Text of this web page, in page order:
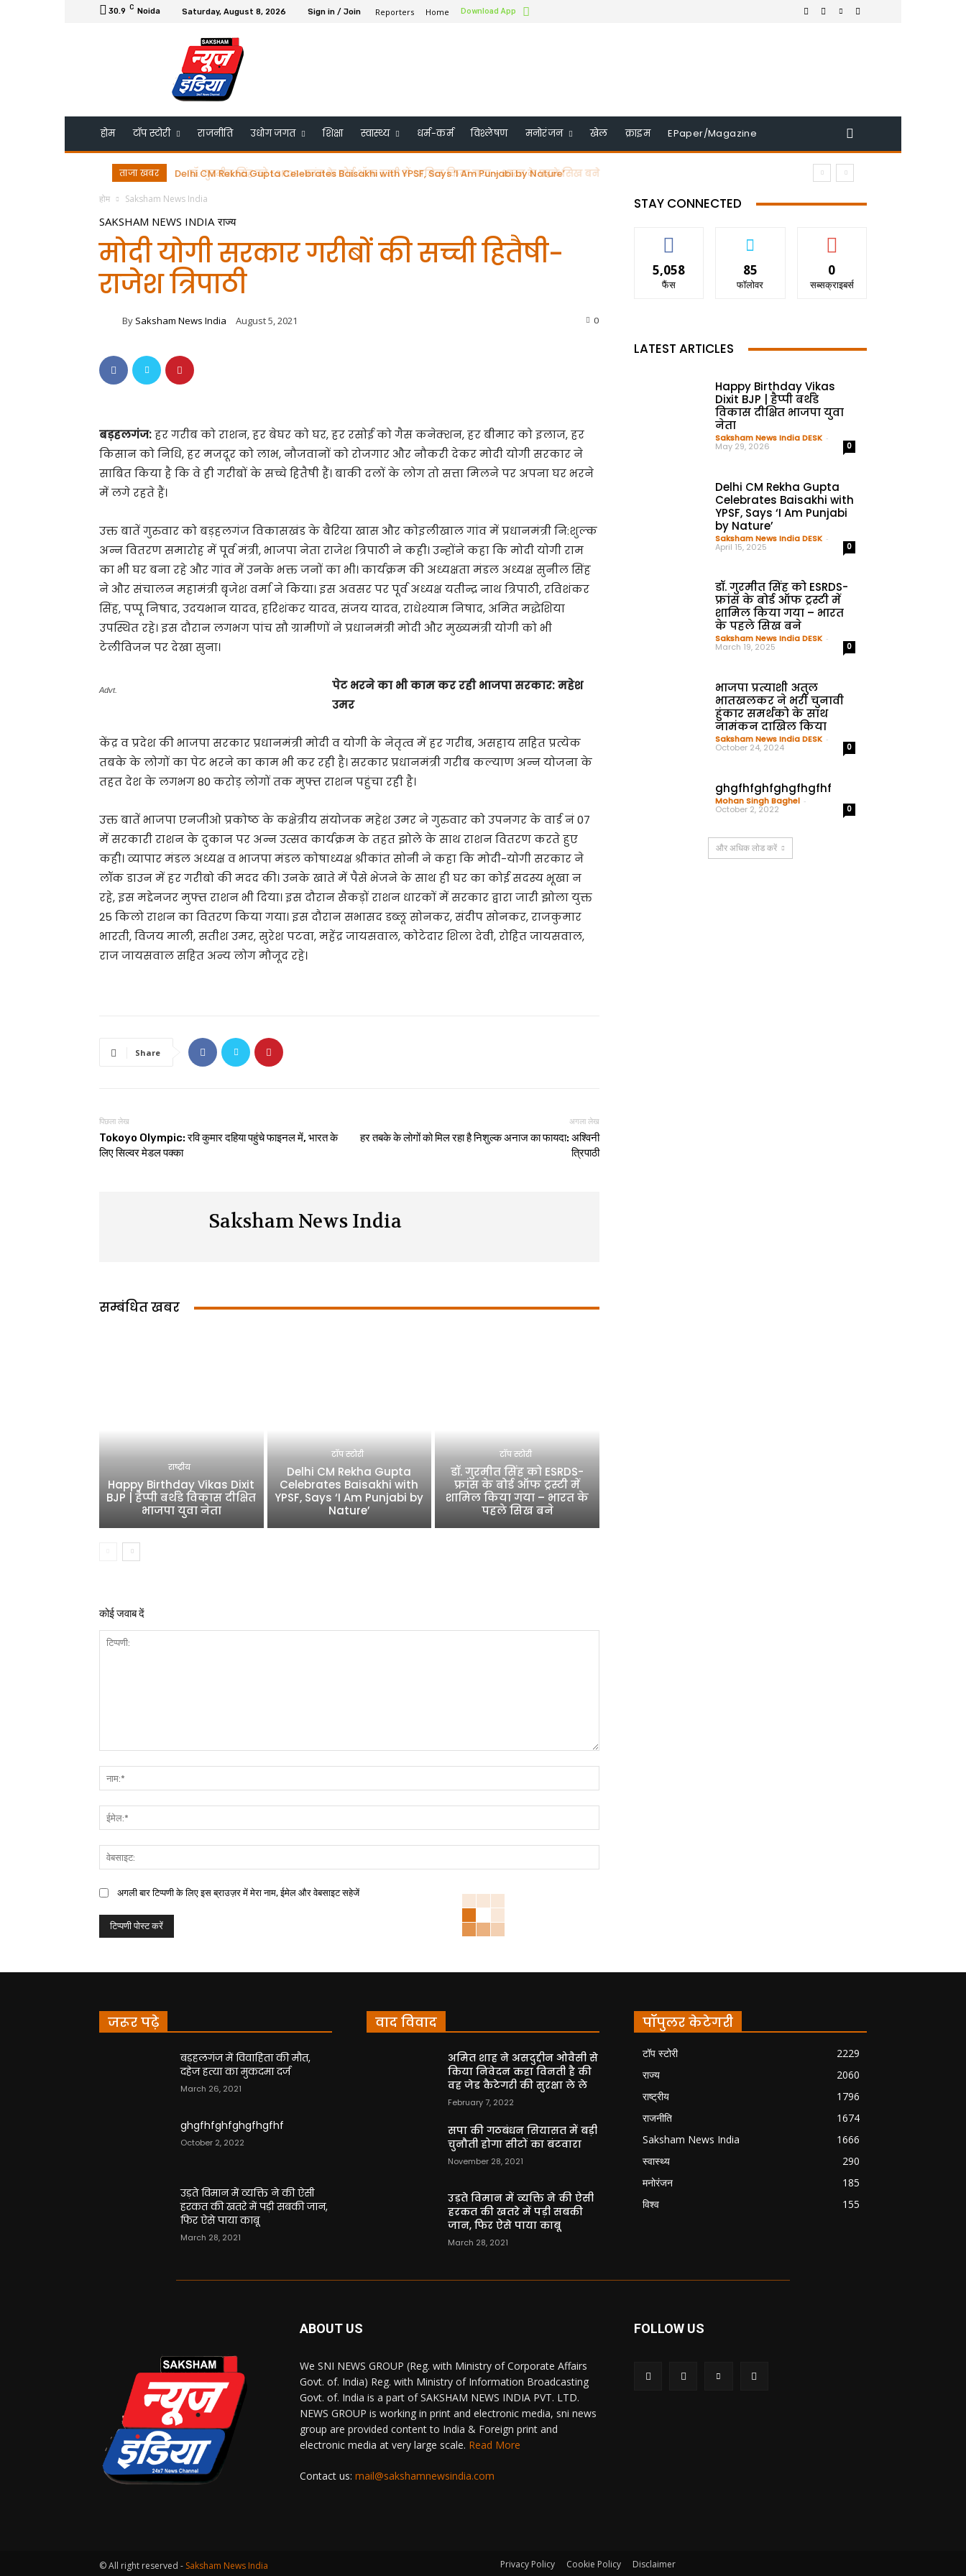
30.9 C Noida Saturday, August 8, 2026 Sign in / Join Reporters Home Download App
होम टॉप स्टोरी राजनीति उधोग जगत शिक्षा स्वास्थ्य धर्म-कर्म विश्लेषण मनोरंजन खेल क्राइम EPaper/Magazine
ताजा खबर डॉ. गुरमीत सिंह को ESRDS-फ्रांस के बोर्ड ऑफ ट्रस्टी में शामिल किया गया – भारत के पहले सिख बने
होम Saksham News India
SAKSHAM NEWS INDIA राज्य
मोदी योगी सरकार गरीबों की सच्ची हितैषी-
राजेश त्रिपाठी
By Saksham News India August 5, 2021 0
बड़हलगंज:हर गरीब को राशन, हर बेघर को घर, हर रसोई को गैस कनेक्शन, हर बीमार को इलाज, हर
किसान को निधि, हर मजदूर को लाभ, नौजवानों को रोजगार और नौकरी देकर मोदी योगी सरकार ने
साबित किया है कि वे ही गरीबों के सच्चे हितैषी हैं। बाकी दलों के लोग तो सत्ता मिलने पर अपना घर भरने
में लगे रहते हैं।
उक्त बातें गुरुवार को बड़हलगंज विकासखंड के बैरिया खास और कोइलीखाल गांव में प्रधानमंत्री नि:शुल्क
अन्न वितरण समारोह में पूर्व मंत्री, भाजपा नेता राजेश त्रिपाठी ने कही। उन्होंने कहा कि मोदी योगी राम
का भी घर बना रहे और गांव में उनके भक्त जनों का भी। कार्यक्रम की अध्यक्षता मंडल अध्यक्ष सुनील सिंह
ने और संचालन महामंत्री बृजेश वर्मा ने किया। इस अवसर पर पूर्व अध्यक्ष यतीन्द्र नाथ त्रिपाठी, रविशंकर
सिंह, पप्पू निषाद, उदयभान यादव, हरिशंकर यादव, संजय यादव, राधेश्याम निषाद, अमित मद्धेशिया
उपस्थित रहे। इस दौरान लगभग पांच सौ ग्रामीणों ने प्रधानमंत्री मोदी और मुख्यमंत्री योगी को भी
टेलीविजन पर देखा सुना।
Advt.
पेट भरने का भी काम कर रही भाजपा सरकार: महेश
उमर
केंद्र व प्रदेश की भाजपा सरकार प्रधानमंत्री मोदी व योगी के नेतृत्व में हर गरीब, असहाय सहित प्रत्येक
तबके के लोगों का पेट भरने का काम भी कर रही है। सरकार प्रधानमंत्री गरीब कल्याण अन्न योजना के
तहत देश के लगभग 80 करोड़ लोगों तक मुफ्त राशन पहुंचा रही है।
उक्त बातें भाजपा एनजीओ प्रकोष्ठ के कक्षेत्रीय संयोजक महेश उमर ने गुरुवार को उपनगर के वार्ड नं 07
में सरकारी राशन के दुकान पर अन्न उत्सव कार्यक्रम के तहत झोले के साथ राशन वितरण करते हुए
कही। व्यापार मंडल अध्यक्ष व भाजपा मंडल कोषाध्यक्ष श्रीकांत सोनी ने कहा कि मोदी-योगी सरकार ने
लॉक डाउन में हर गरीबो की मदद की। उनके खाते में पैसे भेजने के साथ ही घर का कोई सदस्य भूखा न
रहे, इस मद्देनजर मुफ्त राशन भी दिया। इस दौरान सैकड़ों राशन धारकों में सरकार द्वारा जारी झोला युक्त
25 किलो राशन का वितरण किया गया। इस दौरान सभासद डब्लू सोनकर, संदीप सोनकर, राजकुमार
भारती, विजय माली, सतीश उमर, सुरेश पटवा, महेंद्र जायसवाल, कोटेदार शिला देवी, रोहित जायसवाल,
राज जायसवाल सहित अन्य लोग मौजूद रहे।
Share
पिछला लेख
Tokoyo Olympic: रवि कुमार दहिया पहुंचे फाइनल में, भारत के
लिए सिल्वर मेडल पक्का
अगला लेख
हर तबके के लोगों को मिल रहा है निशुल्क अनाज का फायदा: अश्विनी
त्रिपाठी
Saksham News India
सम्बंधित खबर
राष्ट्रीय
Happy Birthday Vikas Dixit
BJP | हैप्पी बर्थडे विकास दीक्षित
भाजपा युवा नेता
टॉप स्टोरी
Delhi CM Rekha Gupta
Celebrates Baisakhi with
YPSF, Says ‘I Am Punjabi by
Nature’
टॉप स्टोरी
डॉ. गुरमीत सिंह को ESRDS-
फ्रांस के बोर्ड ऑफ ट्रस्टी में
शामिल किया गया – भारत के
पहले सिख बने
कोई जवाब दें
अगली बार टिप्पणी के लिए इस ब्राउज़र में मेरा नाम, ईमेल और वेबसाइट सहेजें
STAY CONNECTED
5,058
फैंस
85
फॉलोवर
0
सब्सक्राइबर्स
LATEST ARTICLES
Happy Birthday Vikas
Dixit BJP | हैप्पी बर्थडे
विकास दीक्षित भाजपा युवा
नेता
Saksham News India DESK -
May 29, 2026 0
Delhi CM Rekha Gupta
Celebrates Baisakhi with
YPSF, Says ‘I Am Punjabi
by Nature’
Saksham News India DESK -
April 15, 2025 0
डॉ. गुरमीत सिंह को ESRDS-
फ्रांस के बोर्ड ऑफ ट्रस्टी में
शामिल किया गया – भारत
के पहले सिख बने
Saksham News India DESK -
March 19, 2025 0
भाजपा प्रत्याशी अतुल
भातखलकर ने भरी चुनावी
हुंकार समर्थको के साथ
नामंकन दाखिल किया
Saksham News India DESK -
October 24, 2024 0
ghgfhfghfghgfhgfhf
Mohan Singh Baghel -
October 2, 2022 0
और अधिक लोड करें
जरूर पढ़े
बड़हलगंज में विवाहिता की मौत,
दहेज हत्या का मुकदमा दर्ज
March 26, 2021
ghgfhfghfghgfhgfhf
October 2, 2022
उड़ते विमान में व्यक्ति ने की ऐसी
हरकत की खतरे में पड़ी सबकी जान,
फिर ऐसे पाया काबू
March 28, 2021
वाद विवाद
अमित शाह ने असदुद्दीन ओवैसी से
किया निवेदन कहा विनती है की
वह जेड कैटेगरी की सुरक्षा ले ले
February 7, 2022
सपा की गठबंधन सियासत में बड़ी
चुनौती होगा सीटों का बंटवारा
November 28, 2021
उड़ते विमान में व्यक्ति ने की ऐसी
हरकत की खतरे में पड़ी सबकी
जान, फिर ऐसे पाया काबू
March 28, 2021
पॉपुलर केटेगरी
टॉप स्टोरी
2229
राज्य
2060
राष्ट्रीय
1796
राजनीति
1674
Saksham News India
1666
स्वास्थ्य
290
मनोरंजन
185
विश्व
155
ABOUT US
We SNI NEWS GROUP (Reg. with Ministry of Corporate Affairs
Govt. of. India) Reg. with Ministry of Information Broadcasting
Govt. of. India is a part of SAKSHAM NEWS INDIA PVT. LTD.
NEWS GROUP is working in print and electronic media, sni news
group are provided content to India & Foreign print and
electronic media at very large scale. Read More
Contact us: mail@sakshamnewsindia.com
FOLLOW US
© All right reserved - Saksham News India Privacy Policy Cookie Policy Disclaimer